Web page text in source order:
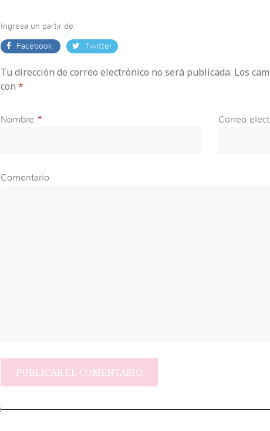
Ingresa un partir de:
Facebook Twitter
Tu dirección de correo electrónico no será publicada. Los
con *
Nombre * Correo
Comentario